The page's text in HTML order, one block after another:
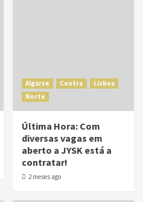
Algarve Centro
Lisboa
Norte
Última Hora: Com
diversas vagas em
aberto a JYSK está a
contratar!
2 meses ago